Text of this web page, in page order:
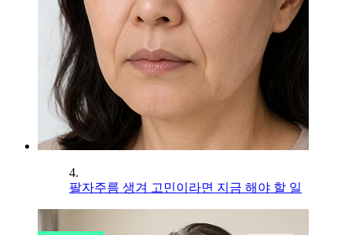
4.
팔자주름 생겨 고민이라면 지금 해야 할 일